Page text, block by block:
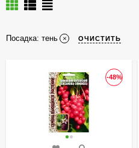
Посадка: тень ОЧИСТИТЬ
-48%